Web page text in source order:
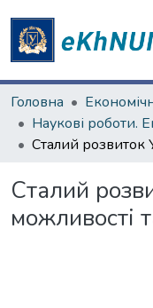
Головна
Сталий
можливості